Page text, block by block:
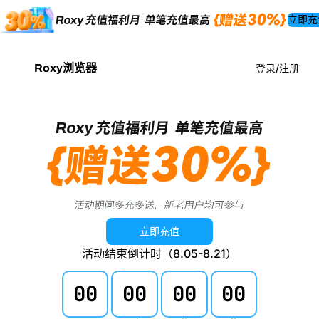
立即
Roxy浏览器 登录/注册
立即充值
活动结束倒计时（8.05-8.21）
00 00 00 00